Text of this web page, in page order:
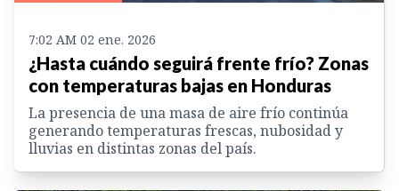
7:02 AM 02 ene. 2026
¿Hasta cuándo seguirá frente frío? Zonas
con temperaturas bajas en Honduras
La presencia de una masa de aire frío continúa
generando temperaturas frescas, nubosidad y
lluvias en distintas zonas del país.